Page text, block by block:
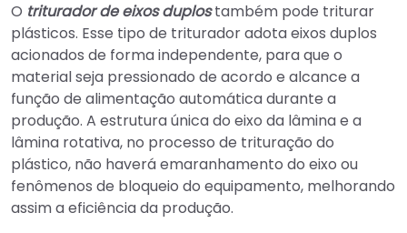
O triturador de eixos duplostambém pode triturar
plásticos. Esse tipo de triturador adota eixos duplos
acionados de forma independente, para que o
material seja pressionado de acordo e alcance a
função de alimentação automática durante a
produção. A estrutura única do eixo da lâmina e a
lâmina rotativa, no processo de trituração do
plástico, não haverá emaranhamento do eixo ou
fenômenos de bloqueio do equipamento, melhorando
assim a eficiência da produção.